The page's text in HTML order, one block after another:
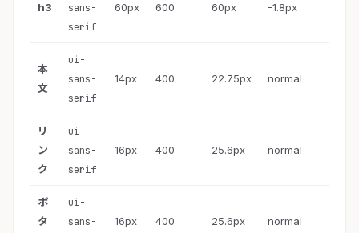
h3
sans-
serif
60px 600 60px -1.8px
本
文
ui-
sans-
serif
14px 400 22.75px normal
リ
ン
ク
ui-
sans-
serif
16px 400 25.6px normal
ボ
タ
ui-
sans-
16px 400 25.6px normal